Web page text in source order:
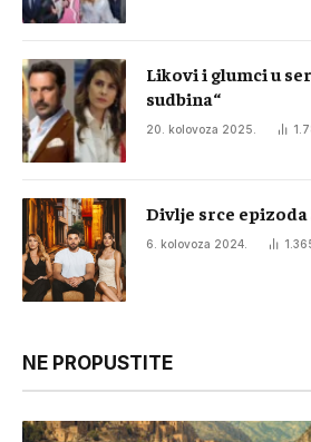
Likovi i glumci u
sudbina“
20. kolovoza 2025.
Divlje srce epizoda
6. kolovoza 2024.
NE PROPUSTITE